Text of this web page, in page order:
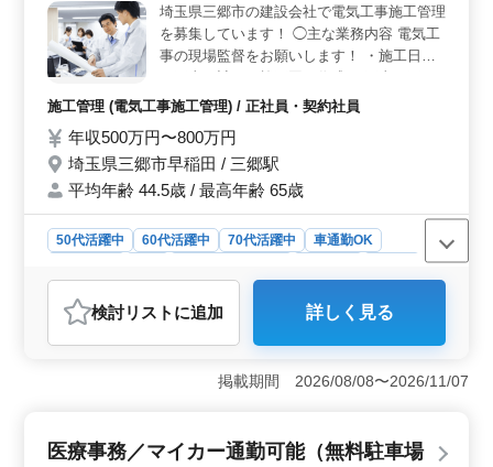
埼玉県三郷市の建設会社で電気工事施工管理
を募集しています！ ◯主な業務内容 電気工
事の現場監督をお願いします！ ・施工日程
程・品質・安全の管理 ・発注者との打ち合
イカー通勤OK ＊福利厚生完備 ＊賞与あり
＊50歳以上活躍中 電気工事施工管理技士資
格お持ちの方、電気工事施工管理経験20年
以上の方は条件面優遇します！ 今まで培っ
てきたスキルをしっかり評価する企業です。
施工管理 (電気工事施工管理) / 正社員・契約社員
年収500万円〜800万円
埼玉県三郷市早稲田 / 三郷駅
平均年齢 44.5歳 / 最高年齢 65歳
50代活躍中 60代活躍中 70代活躍中
車通勤OK
おすすめポイント
＜経験豊富な方に最適な環境＞ 電気工事施工管理経験
20年以上の方や電気工事施工管理技士の資格をお持ちの
方は、条件面で優遇されます。これまでのスキルや経験
土曜隔週、日曜、祝日が休みとなっており、プライベー
検討リスト に追加 詳しく見る
掲載期間 2026/08/08〜2026/11/07
医療事務／マイカー通勤可能（無料駐車場